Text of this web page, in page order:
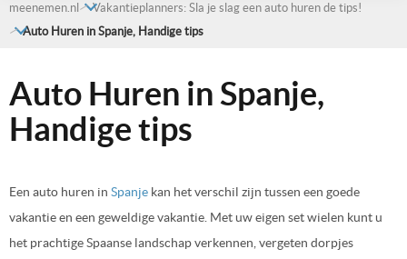
meenemen.nl
Vakantieplanners: Sla je slag een auto huren de tips!
Auto Huren in Spanje, Handige tips
Auto Huren in Spanje,
Handige tips
Een auto huren in Spanje kan het verschil zijn tussen een goede
vakantie en een geweldige vakantie. Met uw eigen set wielen kunt u
het prachtige Spaanse landschap verkennen, vergeten dorpjes